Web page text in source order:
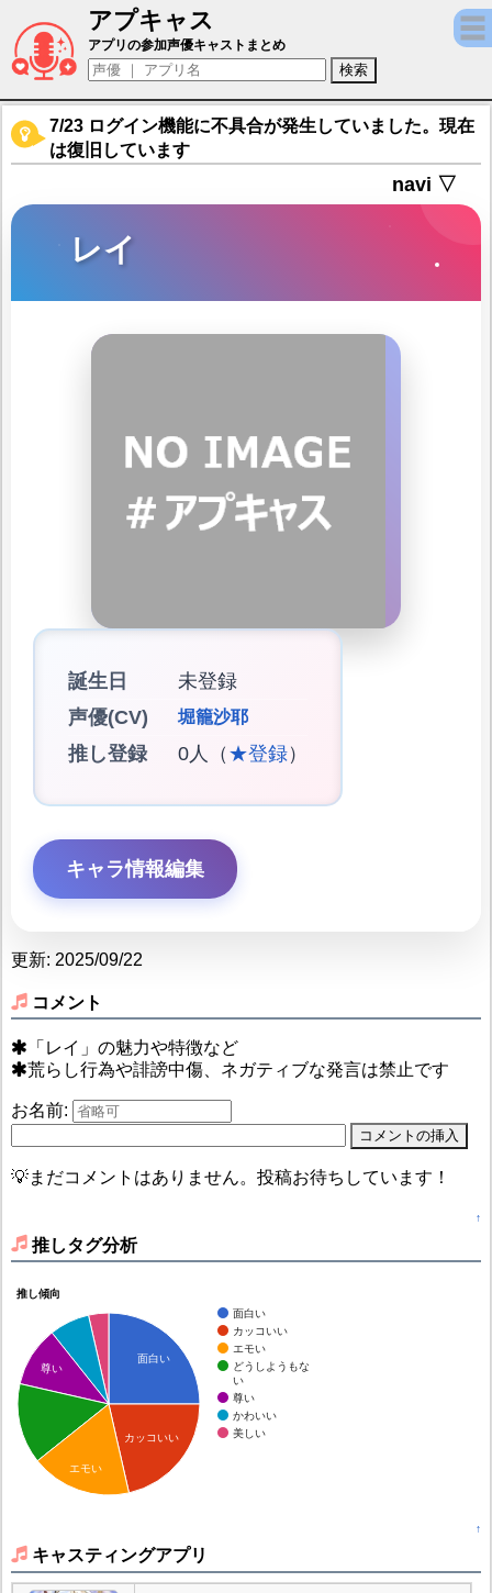
アプキャス
レイ（声優：堀籠沙耶)【セブンナイツ Re：
アプリの参加声優キャストまとめ
7/23 ログイン機能に不具合が発生していました。現在
は復旧しています
navi ▽
レイ
誕生日
未登録
声優(CV)
堀籠沙耶
推し登録 0人（ ★登録）
キャラ情報編集
更新: 2025/09/22
コメント
「レイ」の魅力や特徴など
荒らし行為や誹謗中傷、ネガティブな発言は禁止です
お名前:
💡まだコメントはありません。投稿お待ちしています！
↑
推しタグ分析
推し傾向
面白い
カッコいい
エモい
どうしようもな
い
尊い
かわいい
美しい
面白い
カッコいい
尊い
エモい
↑
キャスティングアプリ